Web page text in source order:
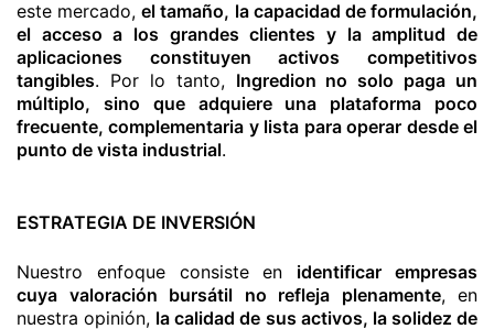
este mercado,el tamaño, la capacidad de formulación,
el acceso a los grandes clientes y la amplitud de
aplicaciones constituyen activos competitivos
tangibles. Por lo tanto, Ingredion no solo paga un
múltiplo, sino que adquiere una plataforma poco
frecuente, complementaria y lista para operar desde el
punto de vista industrial.
ESTRATEGIA DE INVERSIÓN
Nuestro enfoque consiste en identificar empresas
cuya valoración bursátil no refleja plenamente, en
nuestra opinión, la calidad de sus activos, la solidez de